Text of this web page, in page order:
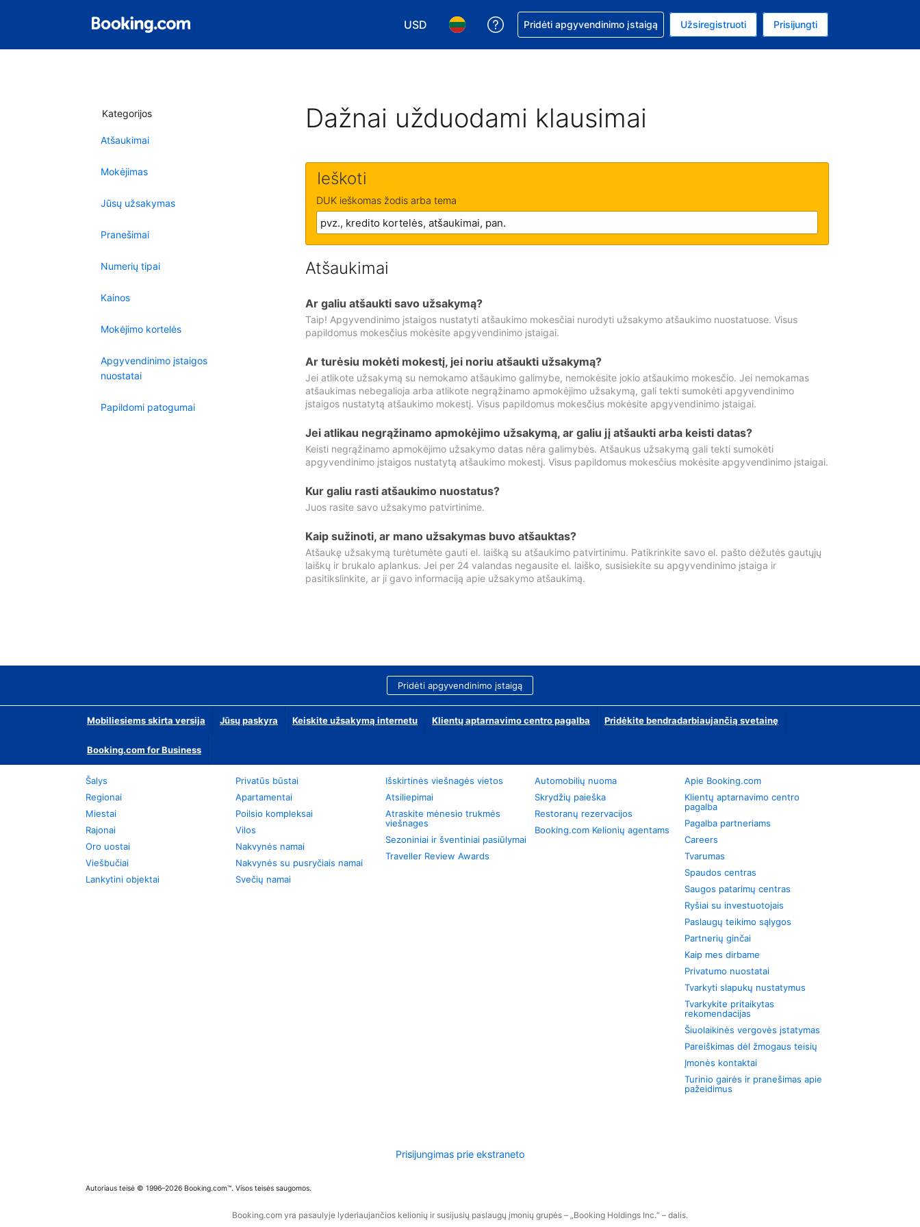
USD
Pasirinkite valiutą. Jūsų pasirinkta valiuta: Jungtinių Valstijų doleris
Pasirinkite kalbą. Jūsų pasirinkta kalba: Lietuvių
Pagalba dėl užsakymo
Pridėti apgyvendinimo įstaigą Užsiregistruoti Prisijungti
Kategorijos
Atšaukimai
Mokėjimas
Jūsų užsakymas
Pranešimai
Numerių tipai
Kainos
Mokėjimo kortelės
Apgyvendinimo įstaigos
nuostatai
Papildomi patogumai
Dažnai užduodami klausimai
Ieškoti
DUK ieškomas žodis arba tema
Atšaukimai
Ar galiu atšaukti savo užsakymą?
Taip! Apgyvendinimo įstaigos nustatyti atšaukimo mokesčiai nurodyti užsakymo atšaukimo nuostatuose. Visus
papildomus mokesčius mokėsite apgyvendinimo įstaigai.
Ar turėsiu mokėti mokestį, jei noriu atšaukti užsakymą?
Jei atlikote užsakymą su nemokamo atšaukimo galimybe, nemokėsite jokio atšaukimo mokesčio. Jei nemokamas
atšaukimas nebegalioja arba atlikote negrąžinamo apmokėjimo užsakymą, gali tekti sumokėti apgyvendinimo
įstaigos nustatytą atšaukimo mokestį. Visus papildomus mokesčius mokėsite apgyvendinimo įstaigai.
Jei atlikau negrąžinamo apmokėjimo užsakymą, ar galiu jį atšaukti arba keisti datas?
Keisti negrąžinamo apmokėjimo užsakymo datas nėra galimybės. Atšaukus užsakymą gali tekti sumokėti
apgyvendinimo įstaigos nustatytą atšaukimo mokestį. Visus papildomus mokesčius mokėsite apgyvendinimo įstaigai.
Kur galiu rasti atšaukimo nuostatus?
Juos rasite savo užsakymo patvirtinime.
Kaip sužinoti, ar mano užsakymas buvo atšauktas?
Atšaukę užsakymą turėtumėte gauti el. laišką su atšaukimo patvirtinimu. Patikrinkite savo el. pašto dėžutės gautųjų
laiškų ir brukalo aplankus. Jei per 24 valandas negausite el. laiško, susisiekite su apgyvendinimo įstaiga ir
pasitikslinkite, ar ji gavo informaciją apie užsakymo atšaukimą.
Pridėti apgyvendinimo įstaigą
Mobiliesiems skirta versija Jūsų paskyra Keiskite užsakymą internetu Klientų aptarnavimo centro pagalba Pridėkite bendradarbiaujančią svetainę
Booking.com for Business
Šalys
Regionai
Miestai
Rajonai
Oro uostai
Viešbučiai
Lankytini objektai
Privatūs būstai
Apartamentai
Poilsio kompleksai
Vilos
Nakvynės namai
Nakvynės su pusryčiais namai
Svečių namai
Išskirtinės viešnagės vietos
Atsiliepimai
Atraskite mėnesio trukmės
viešnages
Sezoniniai ir šventiniai pasiūlymai
Traveller Review Awards
Automobilių nuoma
Skrydžių paieška
Restoranų rezervacijos
Booking.com Kelionių agentams
Apie Booking.com
Klientų aptarnavimo centro
pagalba
Pagalba partneriams
Careers
Tvarumas
Spaudos centras
Saugos patarimų centras
Ryšiai su investuotojais
Paslaugų teikimo sąlygos
Partnerių ginčai
Kaip mes dirbame
Privatumo nuostatai
Tvarkyti slapukų nustatymus
Tvarkykite pritaikytas
rekomendacijas
Šiuolaikinės vergovės įstatymas
Pareiškimas dėl žmogaus teisių
Įmonės kontaktai
Turinio gairės ir pranešimas apie
pažeidimus
Prisijungimas prie ekstraneto
Autoriaus teisė © 1996–2026 Booking.com™. Visos teisės saugomos.
Booking.com yra pasaulyje lyderiaujančios kelionių ir susijusių paslaugų įmonių grupės – „Booking Holdings Inc.“ – dalis.